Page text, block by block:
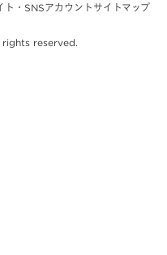
ト・SNSアカウントサイトマップ
reserved.